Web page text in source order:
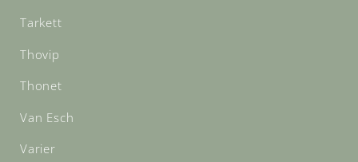
Tarkett
Thovip
Thonet
Van Esch
Varier